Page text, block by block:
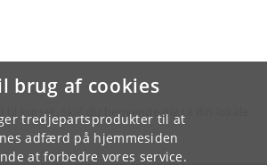
brug af cookies
tredjepartsprodukter til at
adfærd på hjemmesiden
at forbedre vores service.
til kurset, skal du henvende dig til din lokale